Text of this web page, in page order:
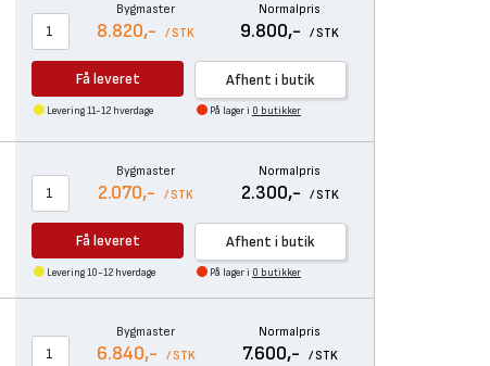
Bygmaster
8.820,- / STK
Normalpris
9.800,- / STK
Få leveret Afhent i butik
Levering 11-12 hverdage På lager i 0 butikker
Bygmaster
2.070,- / STK
Normalpris
2.300,- / STK
Få leveret Afhent i butik
Levering 10-12 hverdage På lager i 0 butikker
Bygmaster
6.840,- / STK
Normalpris
7.600,- / STK